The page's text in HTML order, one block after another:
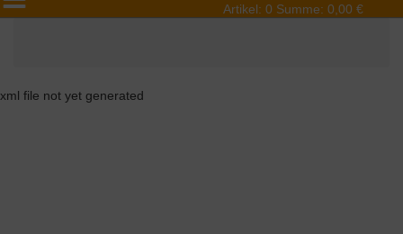
Artikel: 0 Summe: 0,00 €
xml file not yet generated